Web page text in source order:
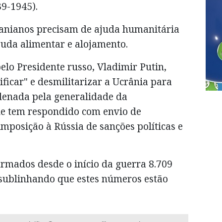
1945).
precisam de ajuda humanitária
alimentar e alojamento.
Presidente russo, Vladimir Putin,
e desmilitarizar a Ucrânia para
pela generalidade da
tem respondido com envio de
à Rússia de sanções políticas e
desde o início da guerra 8.709
que estes números estão